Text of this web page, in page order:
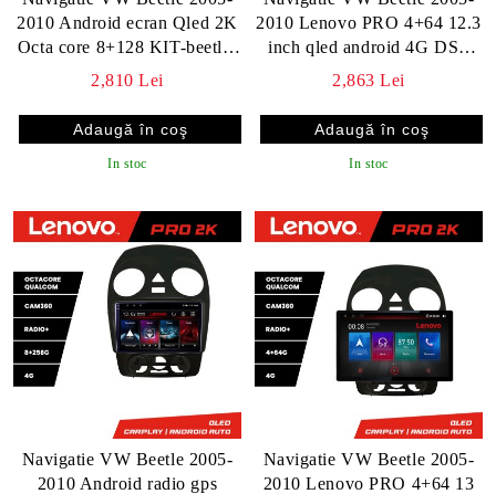
2010 Android ecran Qled 2K
Octa core 8+128 KIT-beetle-
old+EDT-E409V3
2,810 Lei
In stoc
2010 Lenovo PRO 4+64 12.3
inch qled android 4G DSP
gps internet KIT-beetle-old
2,863 Lei
In stoc
Navigatie VW Beetle 2005-
2010 Android radio gps
Navigatie VW Beetle 2005-
2010 Lenovo PRO 4+64 13